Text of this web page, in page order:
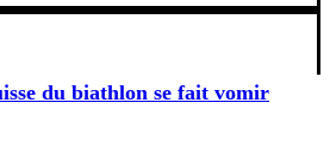
du biathlon se fait vomir